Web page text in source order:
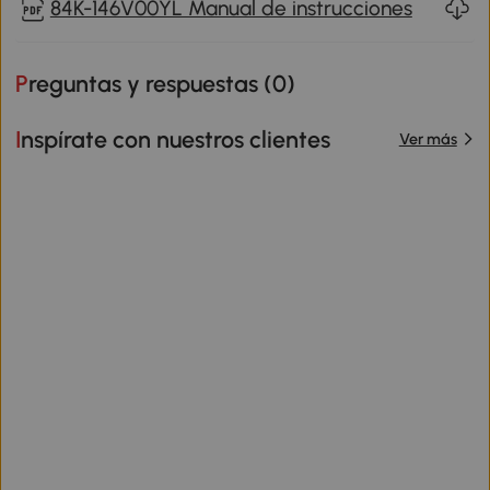
84K-146V00YL Manual de instrucciones
Preguntas y respuestas (0)
Inspírate con nuestros clientes Ver más